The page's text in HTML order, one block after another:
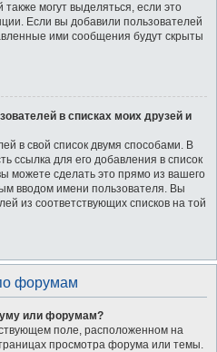
могут выделяться, если это
Если вы добавили пользователей
ими сообщения будут скрыты
в списках моих друзей и
в свой список двумя способами. В
ссылка для его добавления в список
можете сделать это прямо из вашего
вводом имени пользователя. Вы
из соответствующих списков на той
форумам
или форумам?
поле, расположенном на
просмотра форума или темы.